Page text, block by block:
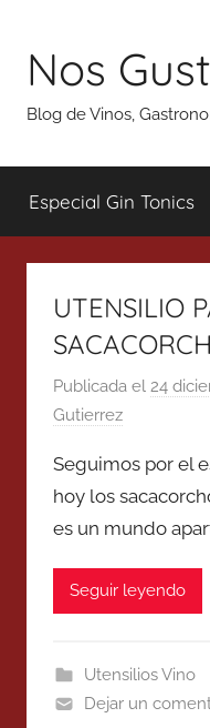
contenido
Nos
Blog de Vinos,
Especial Gin Tonics
UTENSILIO
Publicada el 24
Gutierrez
Seguimos por el
hoy los
es un mundo
Seguir leyendo
Utensilios Vino
Dejar un